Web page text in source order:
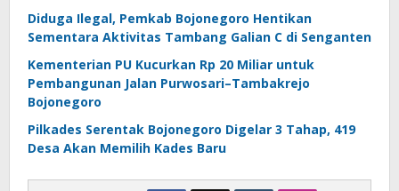
Diduga Ilegal, Pemkab Bojonegoro Hentikan
Sementara Aktivitas Tambang Galian C di Senganten
Kementerian PU Kucurkan Rp 20 Miliar untuk
Pembangunan Jalan Purwosari–Tambakrejo
Bojonegoro
Pilkades Serentak Bojonegoro Digelar 3 Tahap, 419
Desa Akan Memilih Kades Baru